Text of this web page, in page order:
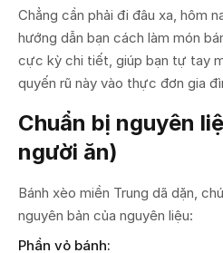
Chẳng cần phải đi đâu xa, hôm
hướng dẫn bạn cách làm món
cực kỳ chi tiết, giúp bạn tự tay
quyến rũ này vào thực đơn gia
Chuẩn bị nguyên
người ăn)
Bánh xèo miền Trung dã dặn,
nguyên bản của nguyên liệu:
Phần vỏ bánh: